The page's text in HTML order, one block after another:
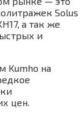
Solus
а так же
и
Kumho на
цен.